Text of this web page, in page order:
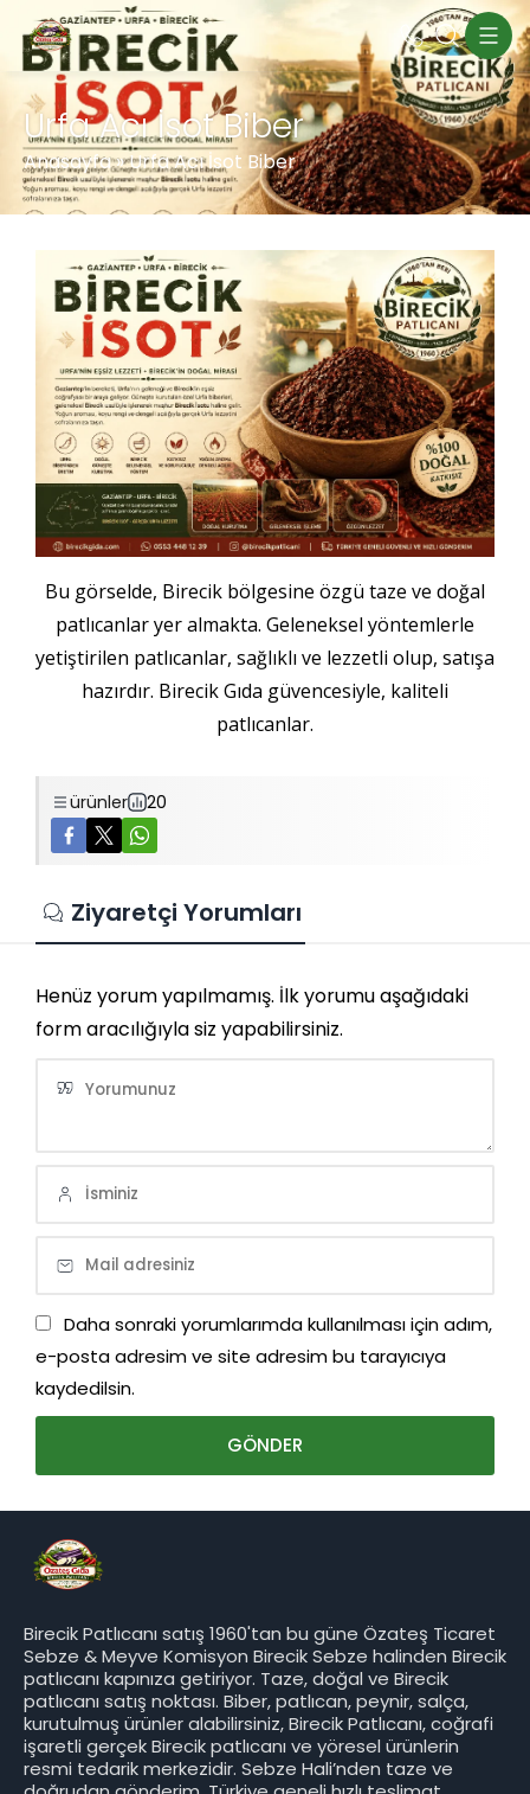
Urfa Acı İsot Biber
Anasayfa»Urfa Acı İsot Biber
Bu görselde, Birecik bölgesine özgü taze ve doğal
patlıcanlar yer almakta. Geleneksel yöntemlerle
yetiştirilen patlıcanlar, sağlıklı ve lezzetli olup, satışa
hazırdır. Birecik Gıda güvencesiyle, kaliteli
patlıcanlar.
ürünler 20
Ziyaretçi Yorumları
Henüz yorum yapılmamış. İlk yorumu aşağıdaki
form aracılığıyla siz yapabilirsiniz.
Daha sonraki yorumlarımda kullanılması için adım,
e-posta adresim ve site adresim bu tarayıcıya
kaydedilsin.
Birecik Patlıcanı satış 1960'tan bu güne Özateş Ticaret
Sebze & Meyve Komisyon Birecik Sebze halinden Birecik
patlıcanı kapınıza getiriyor. Taze, doğal ve Birecik
patlıcanı satış noktası. Biber, patlıcan, peynir, salça,
kurutulmuş ürünler alabilirsiniz, Birecik Patlıcanı, coğrafi
işaretli gerçek Birecik patlıcanı ve yöresel ürünlerin
resmi tedarik merkezidir. Sebze Hali’nden taze ve